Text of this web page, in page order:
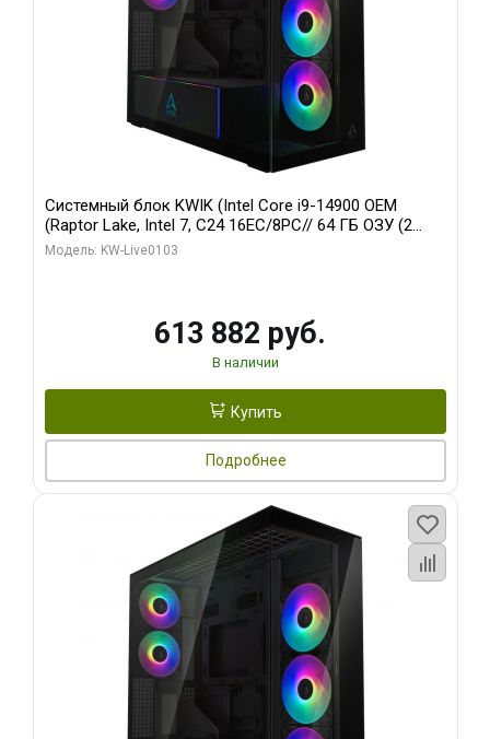
Системный блок KWIK (Intel Core i9-14900 OEM
(Raptor Lake, Intel 7, C24 16EC/8PC// 64 ГБ ОЗУ (2
модуля)/ Afox RTX4090 24GB GDDR6X 384-Bit 3xDP
Модель: KW-Live0103
613 882 руб.
В наличии
Купить
Подробнее